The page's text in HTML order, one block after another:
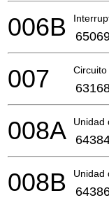
006B
007
Unidad
008A
Unidad
008B